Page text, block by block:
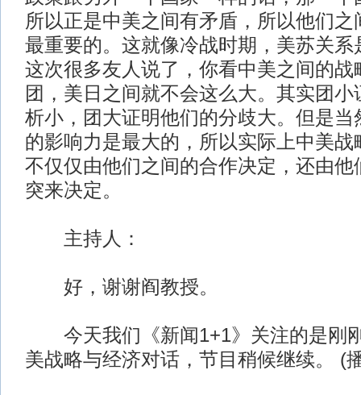
所以正是中美之间有矛盾，所以他们
最重要的。这就像冷战时期，美苏关系
这次很多友人说了，你看中美之间的战
团，美日之间就不会这么大。其实团
析小，团大证明他们的分歧大。但是当
的影响力是最大的，所以实际上中美战
不仅仅由他们之间的合作决定，还由他
突来决定。
主持人：
好，谢谢阎教授。
今天我们《新闻1+1》关注的是刚
美战略与经济对话，节目稍候继续。
(